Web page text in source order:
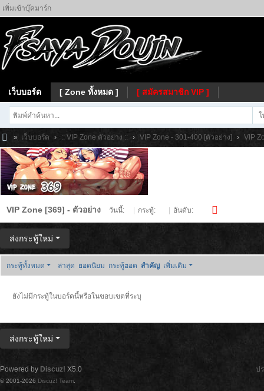
เพิ่มเข้าบุ๊คมาร์ก
เว็บบอร์ด [ Zone ทั้งหมด ] [ สมัครสมาชิก VIP ]
Fs
ay
» เว็บบอร์ด › :: VIP Zone ตัวอย่าง :: › VIP Zone - 301-400 [ตัวอย่าง] › VIP
VIP Zone [369] - ตัวอย่าง วันนี้: กระทู้: อันดับ:
ส่งกระทู้ใหม่
กระทู้ทั้งหมด ล่าสุด ยอดนิยม กระทู้ฮอต สำคัญ เพิ่มเติม
ยังไม่มีกระทู้ในบอร์ดนี้หรือในขอบเขตที่ระบุ
ส่งกระทู้ใหม่
ป
Powered by Discuz! X5.0
© 2001-2026 Discuz! Team